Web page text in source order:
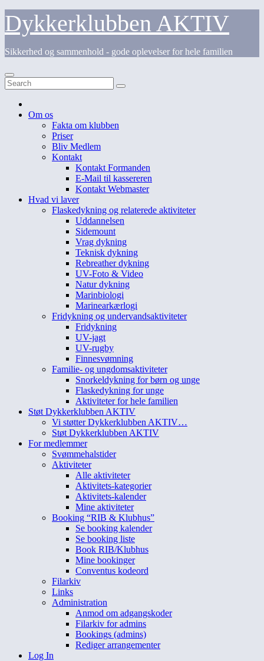
Skip
content
Dykkerklubben AKTIV
Sikkerhed og sammenhold - gode oplevelser for hele familien
Om os
Fakta om klubben
Priser
Bliv Medlem
Kontakt
Kontakt Formanden
E-Mail til kassereren
Kontakt Webmaster
Hvad vi laver
Flaskedykning og relaterede aktiviteter
Uddannelsen
Sidemount
Vrag dykning
Teknisk dykning
Rebreather dykning
UV-Foto & Video
Natur dykning
Marinbiologi
Marinearkærlogi
Fridykning og undervandsaktiviteter
Fridykning
UV-jagt
UV-rugby
Finnesvømning
Familie- og ungdomsaktiviteter
Snorkeldykning for børn og unge
Flaskedykning for unge
Aktiviteter for hele familien
Støt Dykkerklubben AKTIV
Vi støtter Dykkerklubben AKTIV…
Støt Dykkerklubben AKTIV
For medlemmer
Svømmehalstider
Aktiviteter
Alle aktiviteter
Aktivitets-kategorier
Aktivitets-kalender
Mine aktiviteter
Booking “RIB & Klubhus”
Se booking kalender
Se booking liste
Book RIB/Klubhus
Mine bookinger
Conventus kodeord
Filarkiv
Links
Administration
Anmod om adgangskoder
Filarkiv for admins
Bookings (admins)
Rediger arrangementer
Log In